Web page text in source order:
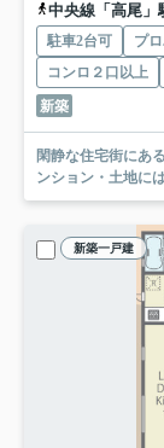
中央線「高尾」
駐車2台可 プ
コンロ２口以上
新築
閑静な住宅街にある新築戸建てで
新築一戸建